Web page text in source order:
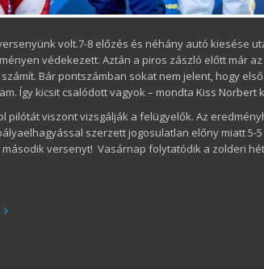
volt.7-8 előzés és néhány autó kiesése
védekezett. Aztán a piros zászló előtt már
Bár pontszámban sokat nem jelent, hogy
Így kicsit csalódott vagyok – mondta Kiss Norbert
pilótát viszont vizsgálják a felügyelők. Az
szerzett jogosulatlan előny miatt 5-
versenyt! Vasárnap folytatódik a zolderi